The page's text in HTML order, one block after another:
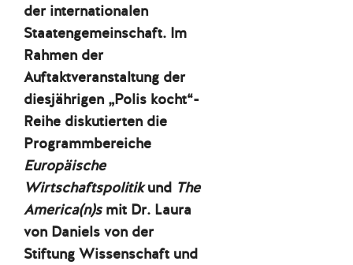
der internationalen
Staatengemeinschaft. Im
Rahmen der
Auftaktveranstaltung der
diesjährigen „Polis kocht“-
Reihe diskutierten die
Programmbereiche
Europäische
Wirtschaftspolitikund The
America(n)smit Dr. Laura
von Daniels von der
Stiftung Wissenschaft und